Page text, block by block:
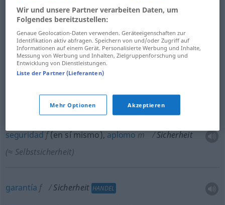
certezaf Sicherheit(≈ Gewissheit)
certidumbref Sicherheit(≈ Gewissheit)
seguridad f(en sí mismo), aplomo m
Sicherheit
(≈ Selbstsicherheit)
garantía f Sicherheit HANDEL
Wir und unsere Partner verarbeiten Daten, um
Folgendes bereitzustellen:
Genaue Geolocation-Daten verwenden. Geräteeigenschaften zur
Identifikation aktiv abfragen. Speichern von und/oder Zugriff auf
Informationen auf einem Gerät. Personalisierte Werbung und Inhalte,
Messung von Werbung und Inhalten, Zielgruppenforschung und
Entwicklung von Dienstleistungen.
Liste der Partner (Lieferanten)
Mehr Optionen Akzeptieren